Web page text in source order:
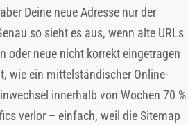
Deine neue Adresse nur der
so sieht es aus, wenn alte URLs
oder neue nicht korrekt eingetragen
wie ein mittelständischer Online-
innerhalb von Wochen 70 %
verlor – einfach, weil die Sitemap